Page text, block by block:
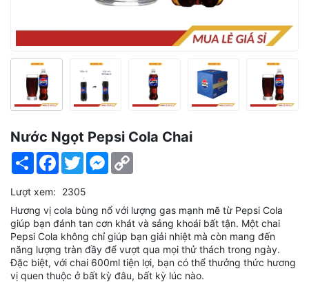
Nước Ngọt Pepsi Cola Chai
Share Facebook
TwitterMessenger
Lượt xem:
2305
Hương vị cola bùng nổ với lượng gas mạnh mẽ từ Pepsi Cola
giúp bạn đánh tan cơn khát và sảng khoái bất tận. Một chai
Pepsi Cola không chỉ giúp bạn giải nhiệt mà còn mang đến
năng lượng tràn đầy để vượt qua mọi thử thách trong ngày.
Đặc biệt, với chai 600ml tiện lợi, bạn có thể thưởng thức hương
vị quen thuộc ở bất kỳ đâu, bất kỳ lúc nào.